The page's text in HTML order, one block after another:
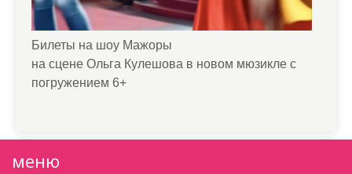
Билеты на шоу Мажоры
на сцене Ольга Кулешова в новом мюзикле с
погружением 6+
меню